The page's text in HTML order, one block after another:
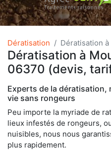
Dératisation Dératisation
Dératisation à
06370 (devis,
Experts de la
vie sans rongeurs
Peu importe la myriade de
lieux infestés de rongeurs,
nuisibles, nous nous
plus rapidement.